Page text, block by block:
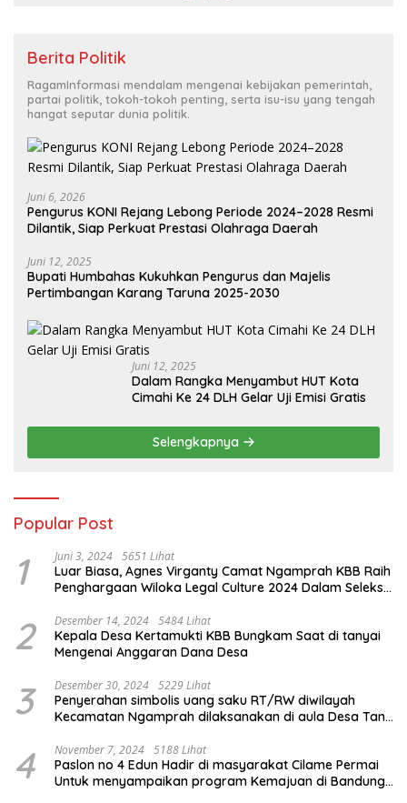
Berita Politik
RagamInformasi mendalam mengenai kebijakan pemerintah,
partai politik, tokoh-tokoh penting, serta isu-isu yang tengah
hangat seputar dunia politik.
Juni 6, 2026
Pengurus KONI Rejang Lebong Periode 2024–2028 Resmi
Dilantik, Siap Perkuat Prestasi Olahraga Daerah
Juni 12, 2025
Bupati Humbahas Kukuhkan Pengurus dan Majelis
Pertimbangan Karang Taruna 2025-2030
Juni 12, 2025
Dalam Rangka Menyambut HUT Kota
Cimahi Ke 24 DLH Gelar Uji Emisi Gratis
Selengkapnya
Popular Post
1 Juni 3, 2024 5651 Lihat
Luar Biasa, Agnes Virganty Camat Ngamprah KBB Raih
Penghargaan Wiloka Legal Culture 2024 Dalam Seleksi
2 Desember 14, 2024 5484 Lihat
Kepala Desa Kertamukti KBB Bungkam Saat di tanyai
Mengenai Anggaran Dana Desa
3 Desember 30, 2024 5229 Lihat
Penyerahan simbolis uang saku RT/RW diwilayah
Kecamatan Ngamprah dilaksanakan di aula Desa Tani
4 November 7, 2024 5188 Lihat
Paslon no 4 Edun Hadir di masyarakat Cilame Permai
Untuk menyampaikan program Kemajuan di Bandung